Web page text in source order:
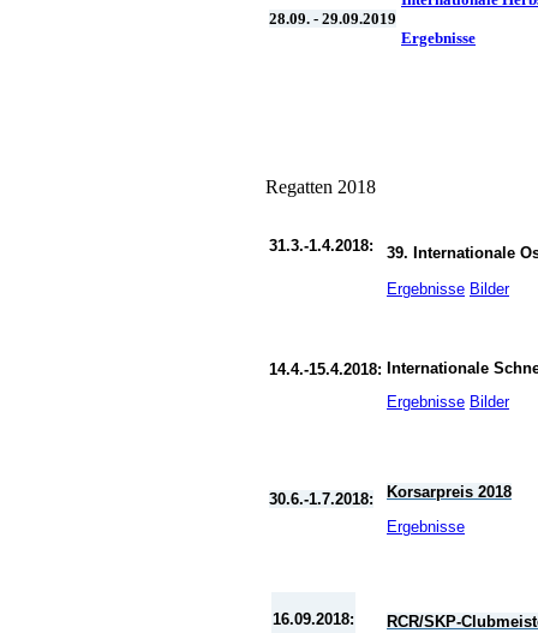
28.09. - 29.09.2019
Ergebnisse
Regatten 2018
31.3.-1.4.2018:
39. Internationale
Ergebnisse Bilder
14.4.-15.4.2018: Internationale
Ergebnisse Bilder
30.6.-1.7.2018:
Korsarpreis 2018
Ergebnisse
16.09.2018:
RCR/SKP-